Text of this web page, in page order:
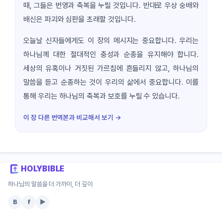
때, 그들은 번영과 축복을 누릴 것입니다. 반대로 우상 숭배와
배신은 파괴와 심판을 초래할 것입니다.
오늘날 신자들에게도 이 장의 메시지는 중요합니다. 우리는
하나님께 대한 절대적인 충성과 순종을 유지해야 합니다.
세상의 유혹이나 거짓된 가르침에 흔들리지 않고, 하나님의
말씀을 듣고 순종하는 것이 우리의 삶에서 중요합니다. 이를
통해 우리는 하나님의 축복과 보호를 누릴 수 있습니다.
이 장 다른 번역본과 비교해서 보기 →
HOLYBIBLE
하나님의 말씀을 더 가까이, 더 깊이
B f ▶